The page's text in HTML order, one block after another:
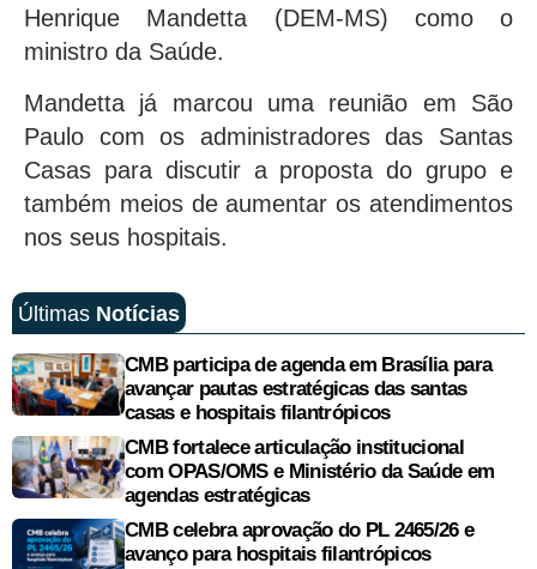
Henrique Mandetta (DEM-MS) como o
ministro da Saúde.
Mandetta já marcou uma reunião em São
Paulo com os administradores das Santas
Casas para discutir a proposta do grupo e
também meios de aumentar os atendimentos
nos seus hospitais.
Últimas Notícias
CMB participa de agenda em Brasília para
avançar pautas estratégicas das santas
casas e hospitais filantrópicos
CMB fortalece articulação institucional
com OPAS/OMS e Ministério da Saúde em
agendas estratégicas
CMB celebra aprovação do PL 2465/26 e
avanço para hospitais filantrópicos